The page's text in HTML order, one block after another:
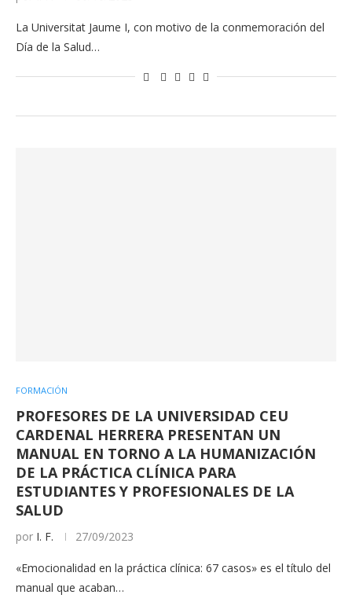
La Universitat Jaume I, con motivo de la conmemoración del
Día de la Salud…
FORMACIÓN
PROFESORES DE LA UNIVERSIDAD CEU
CARDENAL HERRERA PRESENTAN UN
MANUAL EN TORNO A LA HUMANIZACIÓN
DE LA PRÁCTICA CLÍNICA PARA
ESTUDIANTES Y PROFESIONALES DE LA
SALUD
por I. F. 27/09/2023
«Emocionalidad en la práctica clínica: 67 casos» es el título del
manual que acaban…